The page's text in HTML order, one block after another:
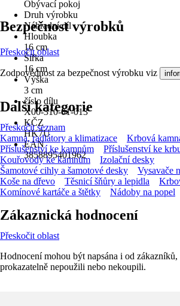
Obývací pokoj
Druh výrobku
Náhradní díl
Hloubka
16 cm
Šířka
16 cm
Výška
3 cm
číslo dílu
X00-310-01-013
KČZ
HK7U
EAN
3858895401962
Bezpečnost výrobků
Přeskočit oblast
Zodpovědnost za bezpečnost výrobku viz
Další kategorie
Přeskočit seznam
Kamna, radiátory a klimatizace
Krbová
Příslušenství ke kamnům
Příslušenství ke
Kouřovody ke kamnům
Izolační desky
Šamotové cihly a šamotové desky
Vysavače
Koše na dřevo
Těsnicí šňůry a lepidla
Komínové kartáče a štětky
Nádoby na popel
Zákaznická hodnocení
Přeskočit oblast
Hodnocení mohou být napsána i od
prokazatelně nepoužili nebo nekoupili.